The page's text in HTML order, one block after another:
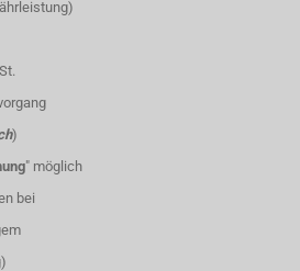
)
" möglich
bei